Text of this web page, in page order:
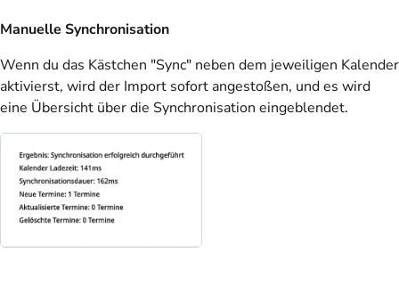
Manuelle Synchronisation
Wenn du das Kästchen "Sync" neben dem jeweiligen Kalender
aktivierst, wird der Import sofort angestoßen, und es wird
eine Übersicht über die Synchronisation eingeblendet.